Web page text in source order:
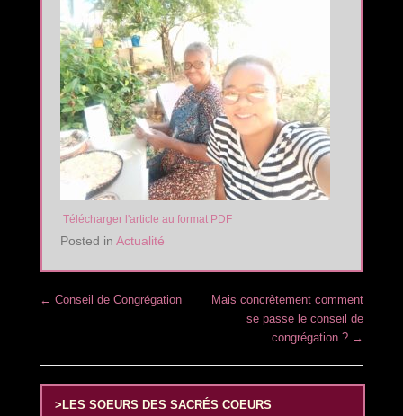
Télécharger l'article au format PDF
Posted in Actualité
Post navigation
← Conseil de Congrégation
Mais concrètement comment
se passe le conseil de
congrégation ? →
>LES SOEURS DES SACRÉS COEURS